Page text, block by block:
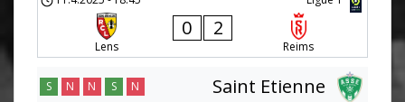
Lens
0 2
Reims
Saint Etienne
S N N S N